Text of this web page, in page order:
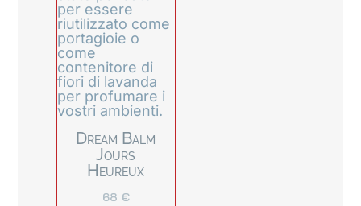
Dream Balm
Jours
Heureux
68 €